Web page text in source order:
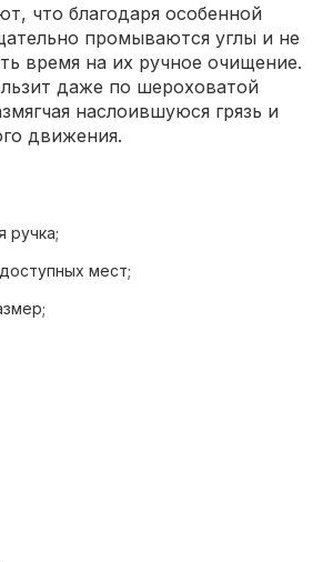
что благодаря особенной
промываются углы и не
время на их ручное очищение.
даже по шероховатой
наслоившуюся грязь и
движения.
ручка;
мест;